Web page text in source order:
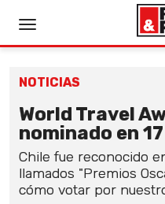
NOTICIAS
World Travel
nominado en
Chile fue reconocido
llamados "Premios
cómo votar por